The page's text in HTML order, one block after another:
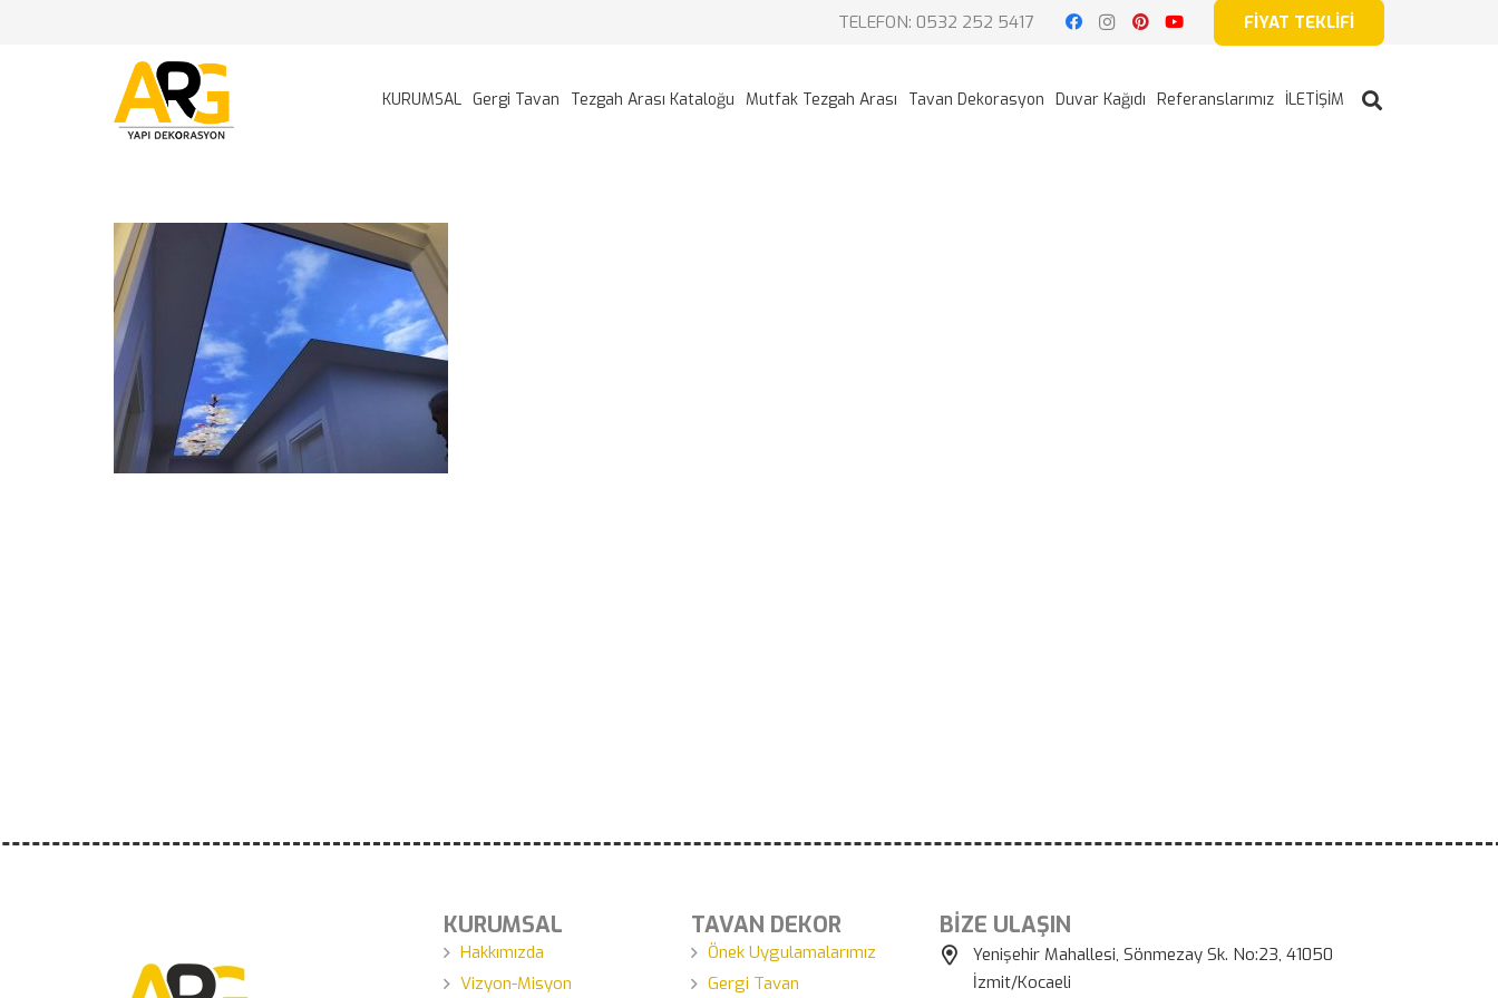
TELEFON: 0532 252 5417 FİYAT TEKLİFİ
KURUMSAL Gergi Tavan Tezgah Arası Kataloğu Mutfak Tezgah Arası Tavan Dekorasyon Duvar Kağıdı Referanslarımız İLETİŞİM
KURUMSAL
Hakkımızda
Vizyon-Misyon
TAVAN DEKOR
Önek Uygulamalarımız
Gergi Tavan
BİZE ULAŞIN
Yenişehir Mahallesi, Sönmezay Sk. No:23, 41050
İzmit/Kocaeli